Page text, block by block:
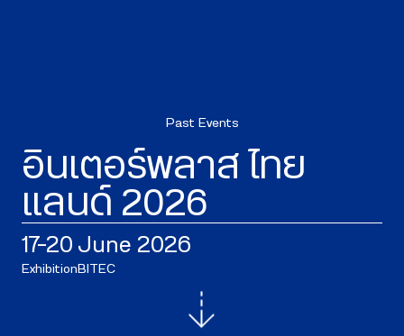
Past Events
อินเตอร์พลาส ไทย
แลนด์ 2026
17–20 June 2026
Exhibition BITEC